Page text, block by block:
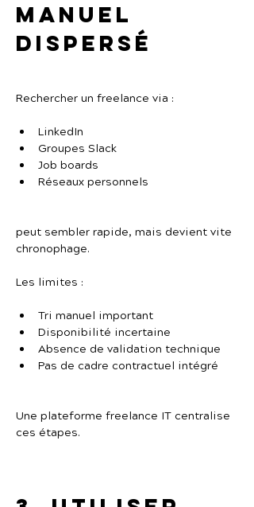
manuel
dispersé
Rechercher un freelance via :
LinkedIn
Groupes Slack
Job boards
Réseaux personnels
peut sembler rapide, mais devient vite
chronophage.
Les limites :
Tri manuel important
Disponibilité incertaine
Absence de validation technique
Pas de cadre contractuel intégré
Une plateforme freelance IT centralise
ces étapes.